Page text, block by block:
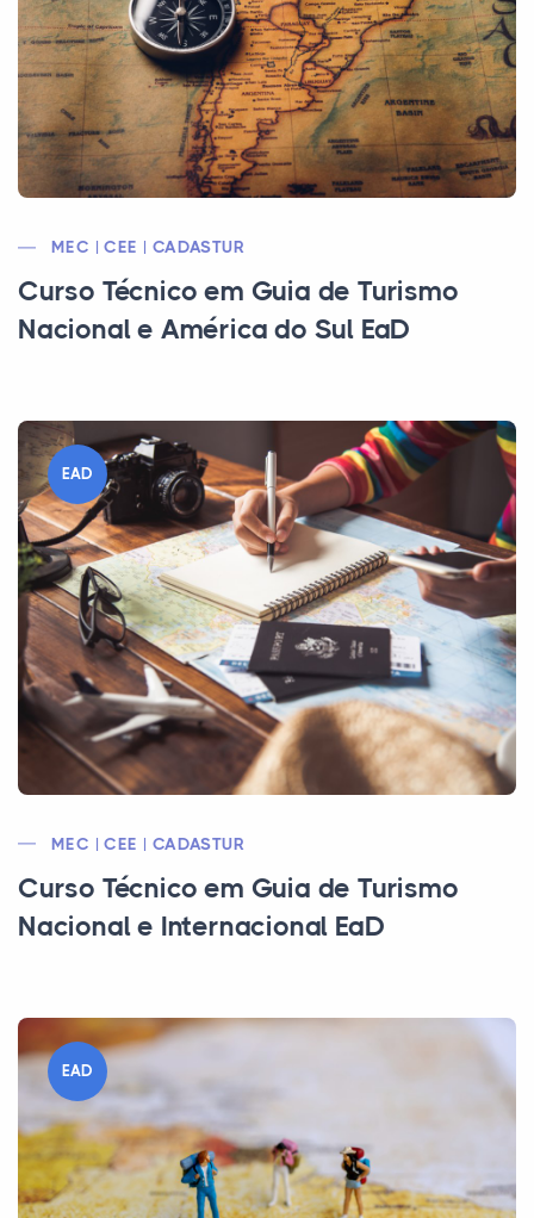
MEC | CEE | CADASTUR
Curso Técnico em Guia de Turismo
Nacional e América do Sul EaD
EAD
MEC | CEE | CADASTUR
Curso Técnico em Guia de Turismo
Nacional e Internacional EaD
EAD